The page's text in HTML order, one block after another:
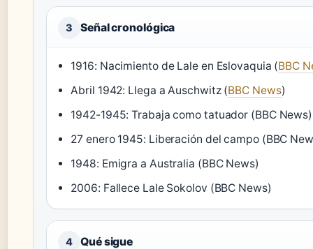
3 Señal cronológica
1916: Nacimiento de Lale en Eslovaquia (BBC
Abril 1942: Llega a Auschwitz (BBC News)
1942-1945: Trabaja como tatuador (BBC News)
27 enero 1945: Liberación del campo (BBC
1948: Emigra a Australia (BBC News)
2006: Fallece Lale Sokolov (BBC News)
4 Qué sigue